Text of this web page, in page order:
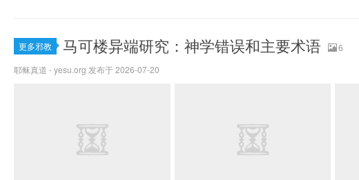
更多邪教 马可楼异端研究：神学错误和主要术语
6
耶稣真道 - yesu.org 发布于 2026-07-20